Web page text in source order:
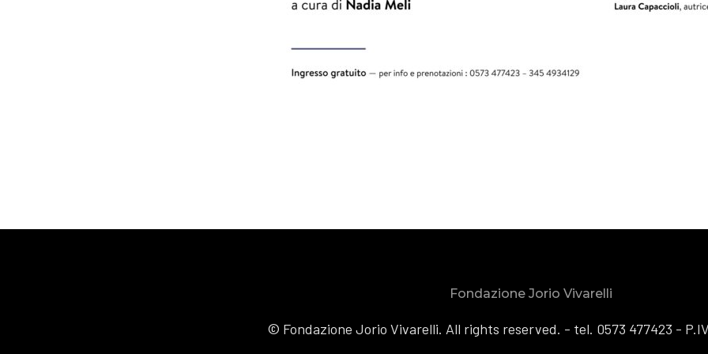
Fondazione Jorio Vivarelli
© Fondazione Jorio Vivarelli. All rights reserved. - tel. 0573 477423 -